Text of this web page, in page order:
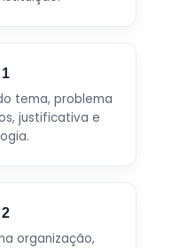
tema, problema
justificativa e
organização,